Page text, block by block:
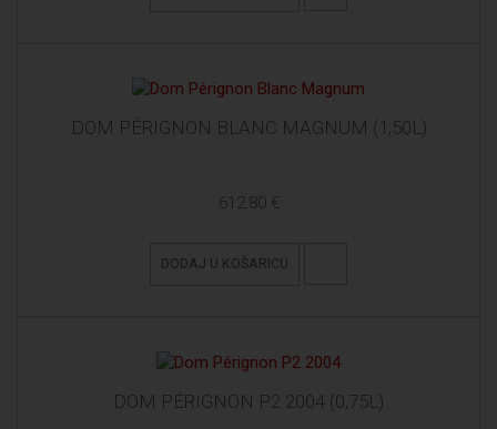
DOM PÉRIGNON BLANC MAGNUM (1,50L)
612,80 €
DODAJ U KOŠARICU
DOM PÉRIGNON P2 2004 (0,75L)